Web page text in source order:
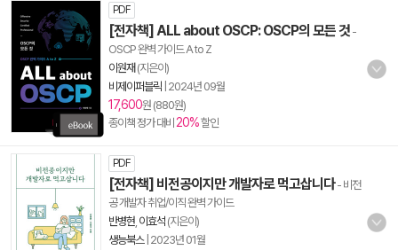
PDF
[전자책] ALL about OSCP: OSCP의 모든 것 -
OSCP 완벽 가이드 A to Z
이원재 (지은이)
비제이퍼블릭 2024년 09월
17,600원 (880원)
종이책 정가 대비 20%할인
PDF
[전자책] 비전공이지만 개발자로 먹고삽니다- 비전
공 개발자 취업/이직 완벽 가이드
반병현 이효석 (지은이)
생능북스| 2023년 01월